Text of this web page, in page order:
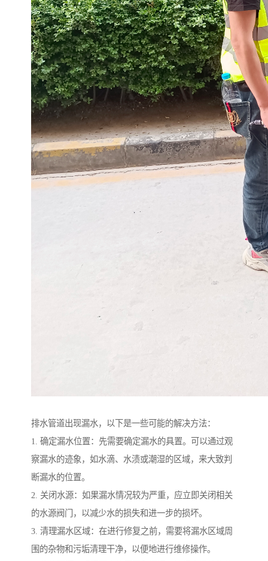
排水管道出现漏水，以下是一些可能的解决方法：
1. 确定漏水位置：先需要确定漏水的具置。可以通过观
察漏水的迹象，如水滴、水渍或潮湿的区域，来大致判
断漏水的位置。
2. 关闭水源：如果漏水情况较为严重，应立即关闭相关
的水源阀门，以减少水的损失和进一步的损坏。
3. 清理漏水区域：在进行修复之前，需要将漏水区域周
围的杂物和污垢清理干净，以便地进行维修操作。